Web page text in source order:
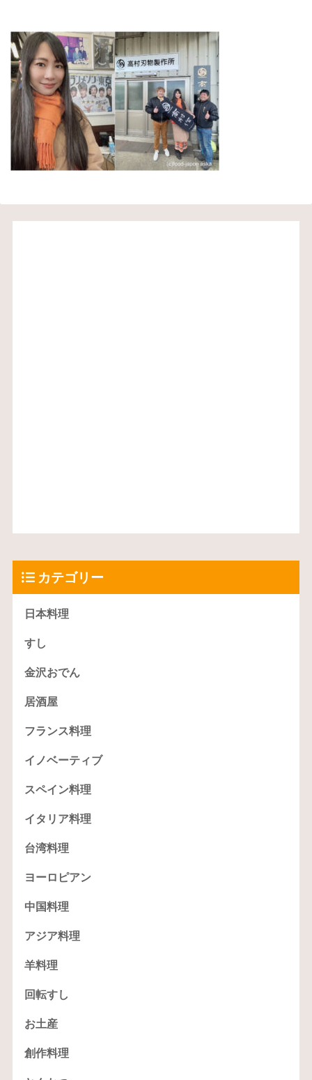
カテゴリー
日本料理
すし
金沢おでん
居酒屋
フランス料理
イノベーティブ
スペイン料理
イタリア料理
台湾料理
ヨーロピアン
中国料理
アジア料理
羊料理
回転すし
お土産
創作料理